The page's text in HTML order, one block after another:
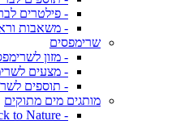
- פילטרים
- משאבות
שרימפסים
- מזון
- מצעים
- תוספים
מותגים מים מתוקים
- Back to Nature